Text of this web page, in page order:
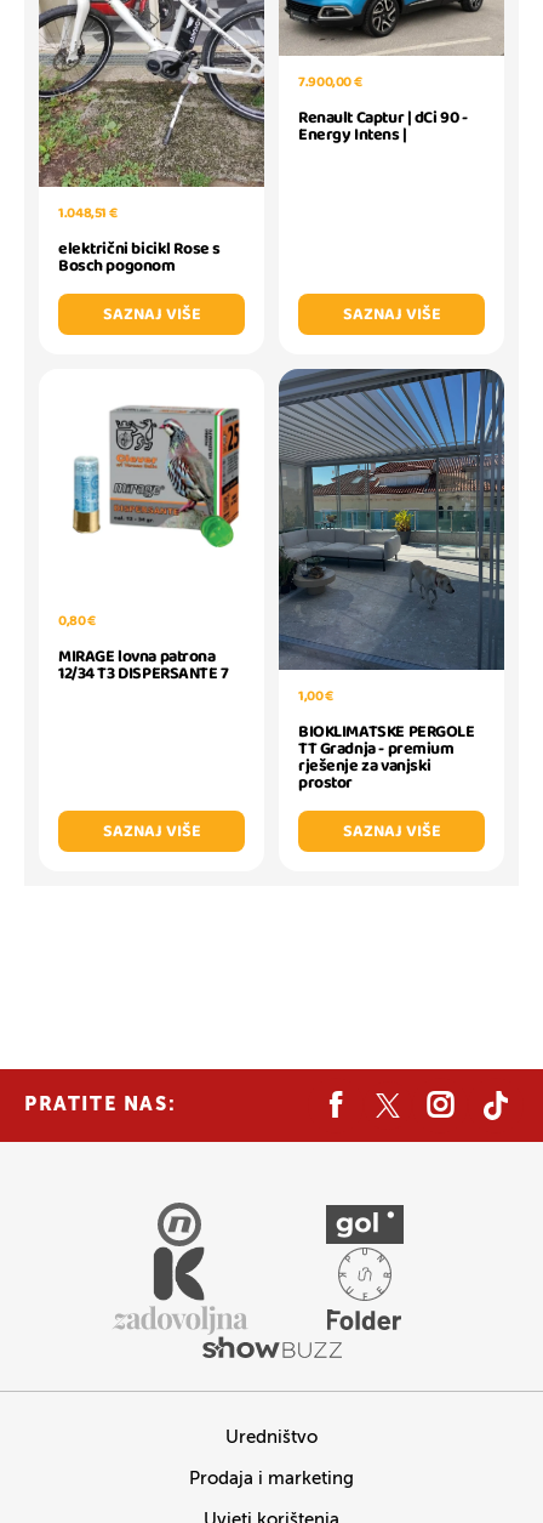
1.048,51 €
električni bicikl Rose s
Bosch pogonom
SAZNAJ VIŠE
7.900,00 €
Renault Captur | dCi 90 -
Energy Intens |
SAZNAJ VIŠE
0,80 €
MIRAGE lovna patrona
12/34 T3 DISPERSANTE 7
SAZNAJ VIŠE
1,00 €
BIOKLIMATSKE PERGOLE
TT Gradnja - premium
rješenje za vanjski
prostor
SAZNAJ VIŠE
PRATITE NAS:
Uredništvo
Prodaja i marketing